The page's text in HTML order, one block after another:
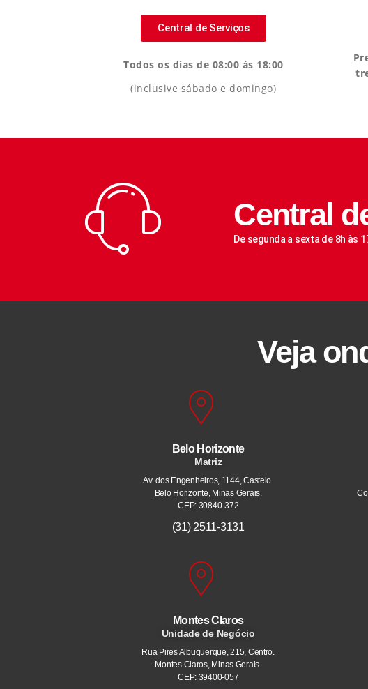
Central de Serviços
Todos os dias de 08:00 às 18:00
(inclusive sábado e domingo)
Central
De segunda a sexta de 8h às
Veja
Belo Horizonte
Matriz
Av. dos Engenheiros, 1144, Castelo.
Belo Horizonte, Minas Gerais.
CEP: 30840-372
(31) 2511-3131
Montes Claros
Unidade de Negócio
Rua Pires Albuquerque, 215, Centro.
Montes Claros, Minas Gerais.
CEP: 39400-057